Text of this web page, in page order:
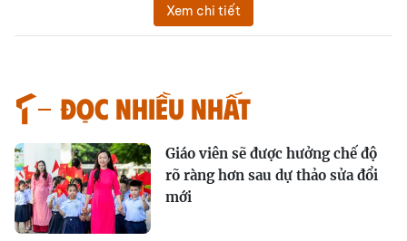
Xem chi tiết
Đọc nhiều nhất
Giáo viên sẽ được hưởng chế độ
rõ ràng hơn sau dự thảo sửa đổi
mới